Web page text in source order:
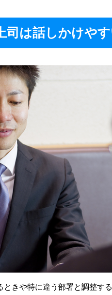
司は話しかけや
ときや特に違う部署と調整す